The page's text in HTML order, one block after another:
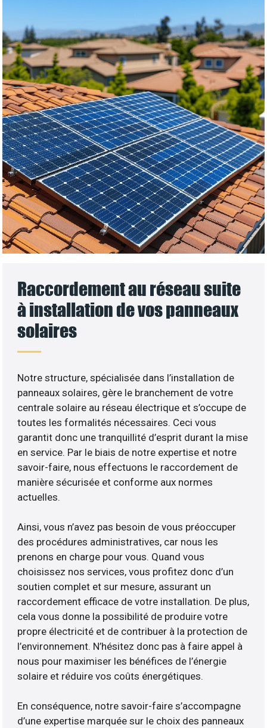
Raccordement au réseau suite
à installation de vos panneaux
solaires
Notre structure, spécialisée dans l’installation de
panneaux solaires, gère le branchement de votre
centrale solaire au réseau électrique et s’occupe de
toutes les formalités nécessaires. Ceci vous
garantit donc une tranquillité d’esprit durant la mise
en service. Par le biais de notre expertise et notre
savoir-faire, nous effectuons le raccordement de
manière sécurisée et conforme aux normes
actuelles.
Ainsi, vous n’avez pas besoin de vous préoccuper
des procédures administratives, car nous les
prenons en charge pour vous. Quand vous
choisissez nos services, vous profitez donc d’un
soutien complet et sur mesure, assurant un
raccordement efficace de votre installation. De plus,
cela vous donne la possibilité de produire votre
propre électricité et de contribuer à la protection de
l’environnement. N’hésitez donc pas à faire appel à
nous pour maximiser les bénéfices de l’énergie
solaire et réduire vos coûts énergétiques.
En conséquence, notre savoir-faire s’accompagne
d’une expertise marquée sur le choix des panneaux